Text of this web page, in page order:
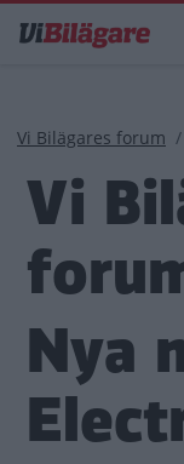
till
Länkstig
Vi Bilägares forum
Vi
Nya